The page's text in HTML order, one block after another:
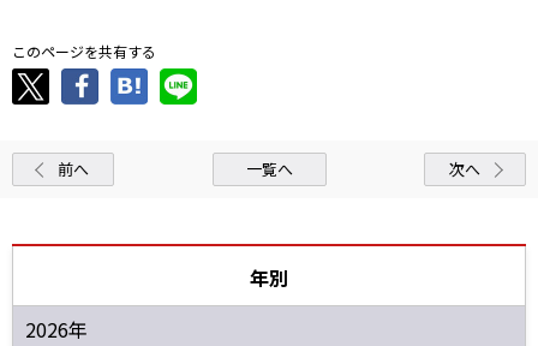
このページを共有する
前へ 一覧へ 次へ
年別
2026年